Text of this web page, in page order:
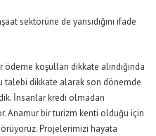
sektörüne de yansıdığını ifade
koşulları dikkate alındığında
talebi dikkate alarak son dönemde
İnsanlar kredi olmadan
Anamur bir turizm kenti olduğu için
Projelerimizi hayata